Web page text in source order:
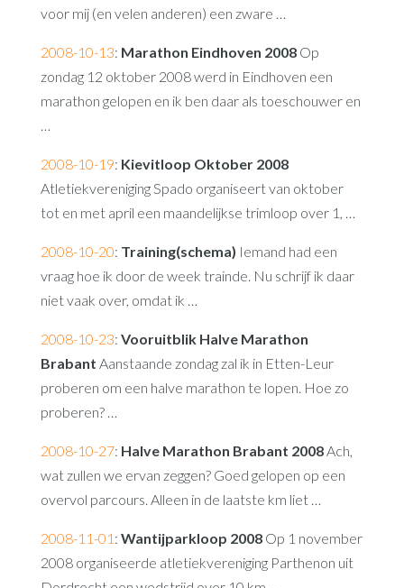
voor mij (en velen anderen) een zware …
2008-10-13: Marathon Eindhoven 2008Op
zondag 12 oktober 2008 werd in Eindhoven een
marathon gelopen en ik ben daar als toeschouwer en
…
2008-10-19: Kievitloop Oktober 2008
Atletiekvereniging Spado organiseert van oktober
tot en met april een maandelijkse trimloop over 1, …
2008-10-20: Training(schema) Iemand had een
vraag hoe ik door de week trainde. Nu schrijf ik daar
niet vaak over, omdat ik …
2008-10-23: Vooruitblik Halve Marathon
Brabant Aanstaande zondag zal ik in Etten-Leur
proberen om een halve marathon te lopen. Hoe zo
proberen? …
2008-10-27: Halve Marathon Brabant 2008Ach,
wat zullen we ervan zeggen? Goed gelopen op een
overvol parcours. Alleen in de laatste km liet …
2008-11-01 : Wantijparkloop 2008Op 1 november
2008 organiseerde atletiekvereniging Parthenon uit